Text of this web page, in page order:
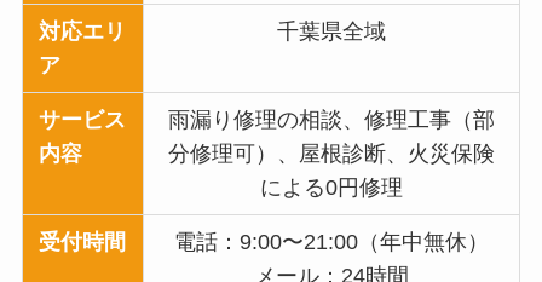
対応エリ
ア
千葉県全域
サービス
内容
雨漏り修理の相談、修理工事（部
分修理可）、屋根診断、火災保険
による0円修理
受付時間
電話：9:00〜21:00（年中無休）
メール：24時間